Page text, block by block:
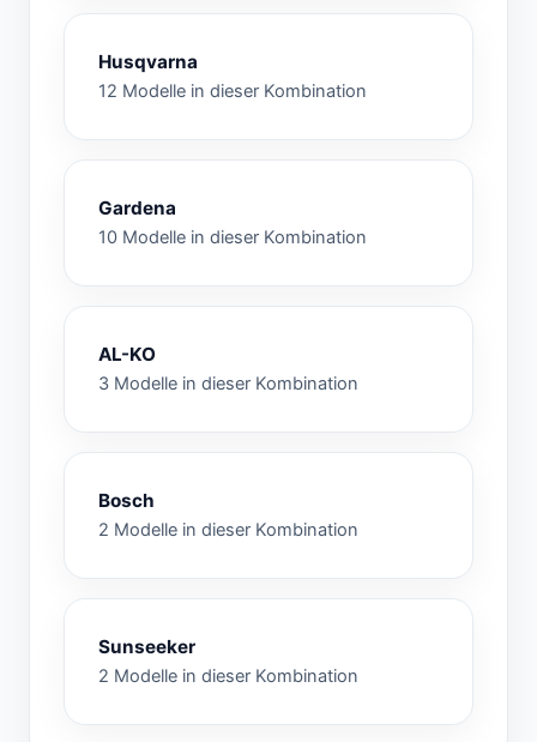
Husqvarna
12 Modelle in dieser Kombination
Gardena
10 Modelle in dieser Kombination
AL-KO
3 Modelle in dieser Kombination
Bosch
2 Modelle in dieser Kombination
Sunseeker
2 Modelle in dieser Kombination